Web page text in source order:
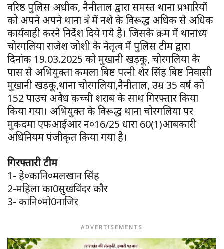
वरिष्ठ पुलिस अधीक्षक, नैनीताल द्वारा समस्त थाना प्रभारियों
को अपने अपने थाना क्षेत्र में नशे के विरूद्ध अधिक से अधिक
कार्यवाही करने निर्देश दिये गये है। जिसके क्रम में थानाध्यक्ष
चोरगलिया राजेश जोशी के नेतृत्व में पुलिस टीम द्वारा
दिनांक 19.03.2025 को मुखानी खड़कू, चोरगलिया के
पास से अभियुक्ता कमला बिष्ट पत्नी शेर सिंह बिष्ट निवासी
मुखानी खड़कू,थाना चोरगलिया,नैनीताल, उम्र 35 वर्ष को
152 पाउच अवैध कच्ची शराब के साथ गिरफ्तार किया
किया गया। अभियुक्त के विरूद्ध थाना चोरगलिया पर
मुकदमा एफआईआर न०16/25 धारा 60(1)आबकारी
अधिनियम पंजीकृत किया गया है।
गिरफ्तारी टीम
1- हे०कानि०मलखान सिंह
2-महिला का0सुखविंदर कौर
3- कानि०मो0नाजिर
ADVERTISEMENTS